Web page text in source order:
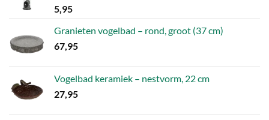
5,95
Granieten vogelbad – rond, groot (37 cm)
67,95
Vogelbad keramiek – nestvorm, 22 cm
27,95